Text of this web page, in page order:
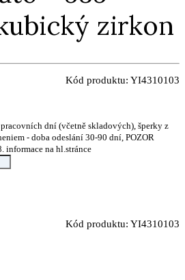
zirkon
Kód produktu: YI4310103
dní (včetně skladových), šperky z
- doba odeslání 30-90 dní, POZOR
informace na hl.stránce
Kód produktu: YI4310103